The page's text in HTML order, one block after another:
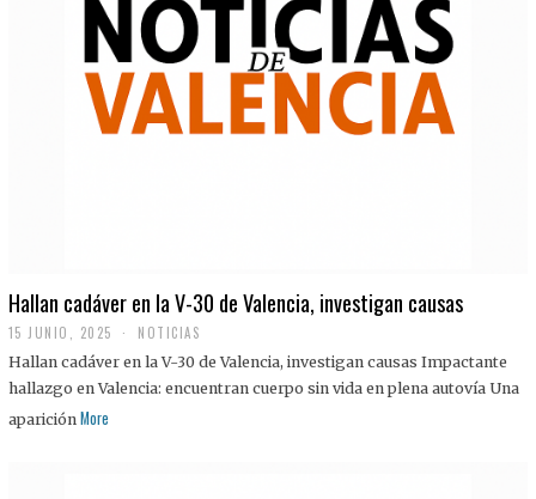
Hallan cadáver en la V-30 de Valencia, investigan causas
15 JUNIO, 2025 NOTICIAS
Hallan cadáver en la V-30 de Valencia, investigan causas Impactante
hallazgo en Valencia: encuentran cuerpo sin vida en plena autovía Una
aparición More